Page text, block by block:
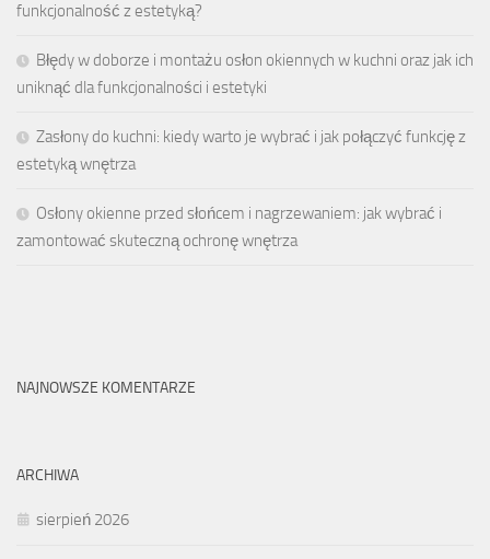
funkcjonalność z estetyką?
Błędy w doborze i montażu osłon okiennych w kuchni oraz jak ich
uniknąć dla funkcjonalności i estetyki
Zasłony do kuchni: kiedy warto je wybrać i jak połączyć funkcję z
estetyką wnętrza
Osłony okienne przed słońcem i nagrzewaniem: jak wybrać i
zamontować skuteczną ochronę wnętrza
NAJNOWSZE KOMENTARZE
ARCHIWA
sierpień 2026